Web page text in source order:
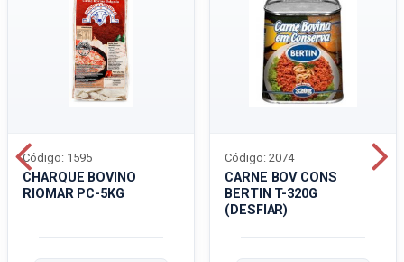
CHARQUE BOVINO
RIOMAR PC-5KG
Código: 1595
CARNE BOV CONS
BERTIN T-320G
(DESFIAR)
Código: 2074